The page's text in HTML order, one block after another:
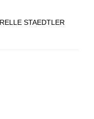
STAEDTLER